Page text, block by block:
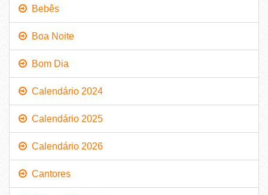
Bebês
Boa Noite
Bom Dia
Calendário 2024
Calendário 2025
Calendário 2026
Cantores